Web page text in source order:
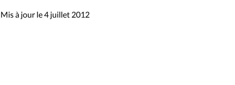
Mis à jour le 4 juillet 2012